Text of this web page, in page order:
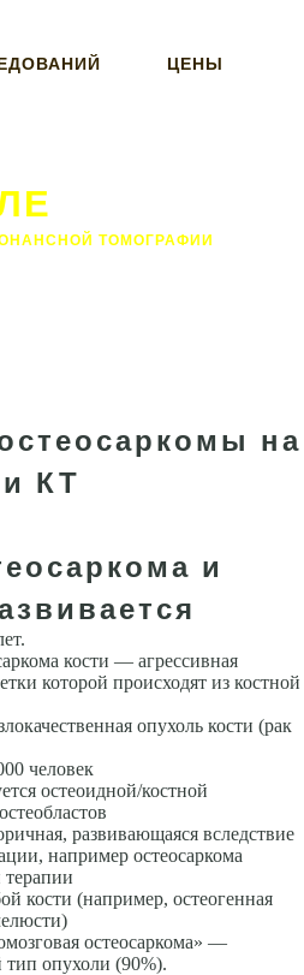
ЦЕНЫ
ТОМОГРАФИИ
на
КТ
и
кости — агрессивная
которой происходят из костной
опухоль кости (рак
человек
остеоидной/костной
развивающаяся вследствие
например остеосаркома
кости (например, остеогенная
остеосаркома» —
тип опухоли (90%).